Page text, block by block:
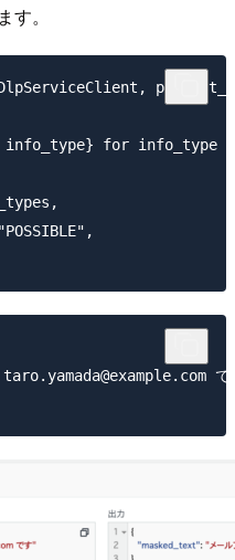
。
DlpServiceClient,
for info_type
taro.yamada@example.com で